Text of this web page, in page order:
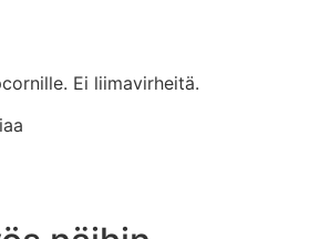
Ei liimavirheitä.